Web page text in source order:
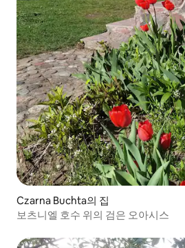
Czarna Buchta의 집
보츠니엘 호수 위의 검은 오아시스